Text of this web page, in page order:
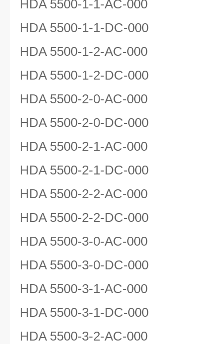
HDA 5500-1-1-AC-000
HDA 5500-1-1-DC-000
HDA 5500-1-2-AC-000
HDA 5500-1-2-DC-000
HDA 5500-2-0-AC-000
HDA 5500-2-0-DC-000
HDA 5500-2-1-AC-000
HDA 5500-2-1-DC-000
HDA 5500-2-2-AC-000
HDA 5500-2-2-DC-000
HDA 5500-3-0-AC-000
HDA 5500-3-0-DC-000
HDA 5500-3-1-AC-000
HDA 5500-3-1-DC-000
HDA 5500-3-2-AC-000